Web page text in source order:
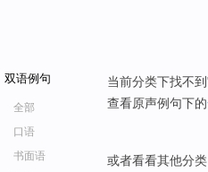
双语例句
全部
口语
书面语
当前分类下找不
查看原声例句下的
或者看看其他分类